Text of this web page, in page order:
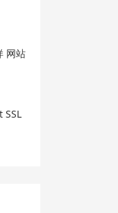
网站
SSL